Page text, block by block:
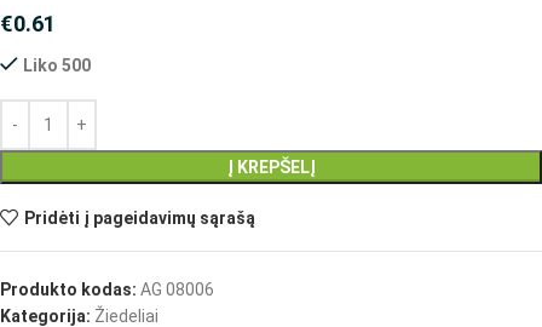
€0.61
Liko 500
Į KREPŠELĮ
Pridėti į pageidavimų sąrašą
Produkto kodas: AG 08006
Kategorija: Žiedeliai